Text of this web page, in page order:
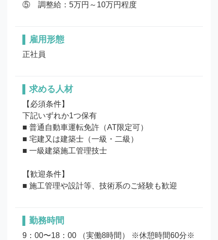
⑤　調整給：5万円～10万円程度
雇用形態
正社員
求める人材
【必須条件】
下記いずれか1つ保有
■ 普通自動車運転免許（AT限定可）
■ 宅建又は建築士（一級・二級）
■ 一級建築施工管理技士
【歓迎条件】
■ 施工管理や設計等、技術系のご経験も歓迎
勤務時間
9：00〜18：00 （実働8時間） ※休憩時間60分※